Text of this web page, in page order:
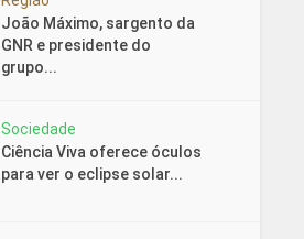
João Máximo, sargento da
GNR e presidente do
grupo...
Sociedade
Ciência Viva oferece óculos
para ver o eclipse solar...